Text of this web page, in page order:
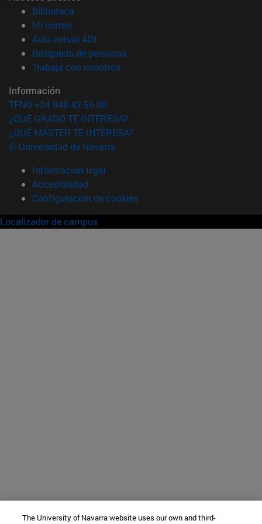
Biblioteca
Mi correo(abre en nueva ventana)
Aula virtual ADI
Búsqueda de personas(abre en nueva ventana)
Trabaja con nosotros(abre en nueva ventana)
Información
TFNO +34 948 42 56 00
¿QUÉ GRADO TE INTERESA?
¿QUÉ MÁSTER TE INTERESA?
© Universidad de Navarra
Información legal
Accesibilidad
Configuración de cookies
Localizador de campus
The University of Navarra website uses our own and third-